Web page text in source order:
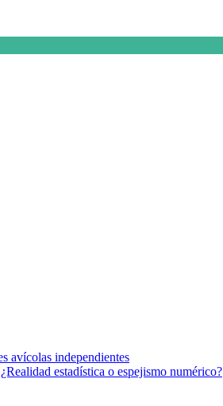
avícolas independientes
estadística o espejismo numérico?